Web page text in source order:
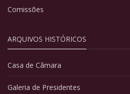
Comissões
ARQUIVOS HISTÓRICOS
Casa de Câmara
Galeria de Presidentes